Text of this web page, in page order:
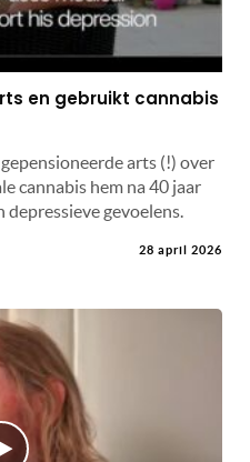
en gebruikt cannabis
arts (!) over
cannabis hem na 40 jaar
gevoelens.
28 april 2026